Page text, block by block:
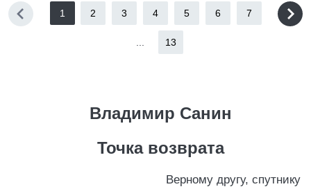
1 2 3 4 5 6 7
13
Владимир Санин
Точка возврата
Верному другу, спутнику